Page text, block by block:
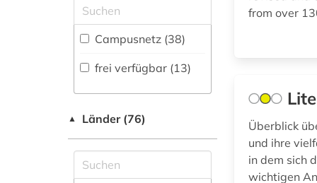
Koreastudien, Sinologie)
(0)
Physik (1)
Psychologie (4)
ausschreibung (1)
ausstellung (1)
baden-württemberg
(3)
Campusnetz (38)
frei verfügbar (13)
▲ Länder (76)
from over
Überblick
und ihre
in dem sich
wichtigen